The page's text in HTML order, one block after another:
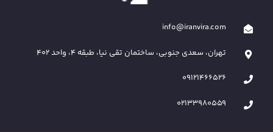
info@iranvira.com
تهران، سعدی جنوبی، ساختمان تقی نیا، طبقه 4، واحد 402
09121466526
02133980559